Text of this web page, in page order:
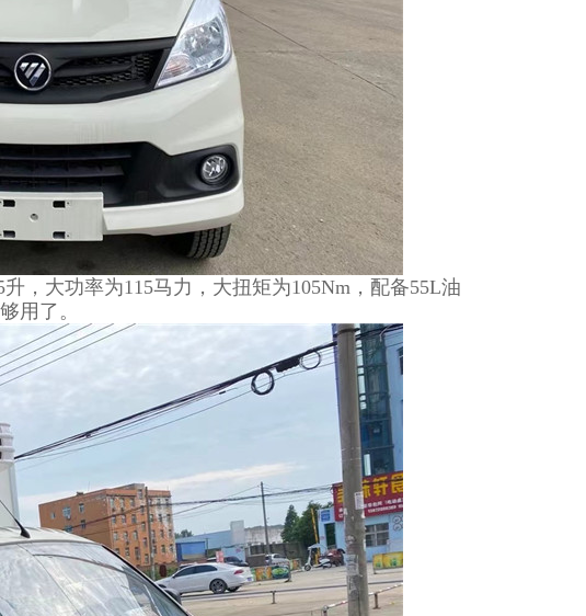
，大功率为115马力，大扭矩为105Nm，配备55L油
用了。